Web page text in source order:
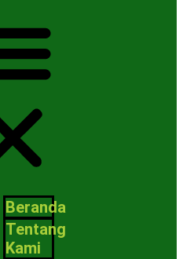
Beranda
Tentang
Kami